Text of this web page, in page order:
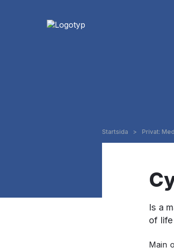
Startsida > Privat:
Is a
of
Main